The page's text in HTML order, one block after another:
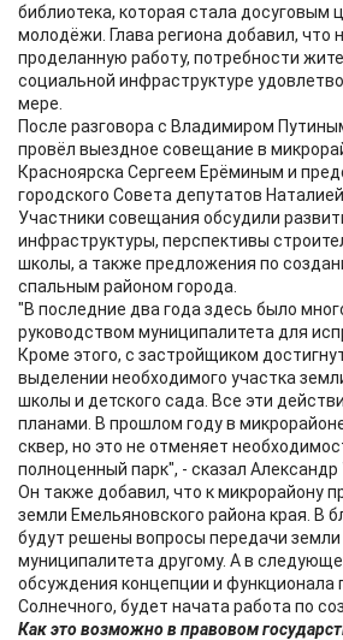
библиотека, которая стала досуговым
молодёжи. Глава региона добавил, что
проделанную работу, потребности
социальной инфраструктуре
мере.
После разговора с Владимиром
провёл выездное совещание в
Красноярска Сергеем Ерёминым и
городского Cовета депутатов
Участники совещания обсудили
инфраструктуры, перспективы
школы, а также предложения по
спальным районом города.
"В последние два года здесь было
руководством муниципалитета для
Кроме этого, с застройщиком
выделении необходимого участка
школы и детского сада. Все эти
планами. В прошлом году в
сквер, но это не отменяет
полноценный парк", - сказал Александр
Он также добавил, что к микрорайону
земли Емельяновского района края. В
будут решены вопросы передачи земли
муниципалитета другому. А в
обсуждения концепции и функционала
Солнечного, будет начата работа по
Как это возможно в правовом